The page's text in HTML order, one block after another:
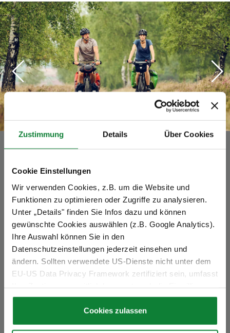
Zustimmung Details Über Cookies
Cookie Einstellungen
Wir verwenden Cookies, z.B. um die Website und
Funktionen zu optimieren oder Zugriffe zu analysieren.
Unter „Details" finden Sie Infos dazu und können
gewünschte Cookies auswählen (z.B. Google Analytics).
Ihre Auswahl können Sie in den
Datenschutzeinstellungen jederzeit einsehen und
ändern. Sollten verwendete US-Dienste nicht unter dem
EU-US Data Privacy Framework zertifiziert sein, umfasst
zur Datenverarbeitung außerhalb des EWR,
insbesondere in den USA (Art. 49 Abs. 1 lit. a) DS-GVO).
Dort ist es möglich, dass Behörden zu Kontroll- und
Cookies zulassen
An der Schmiede 4
26135 Oldenburg
+49 (441) 9 20 89 0
info@new-cycle.net
www.new-cycle.net
Geschäftsleitung: Rui Xu (GF), Folker Rohlfing (GL)
Registergericht: Amtsgericht Oldenburg
Registernummer: HRB 219279
St.-Nr. 64/200/21212